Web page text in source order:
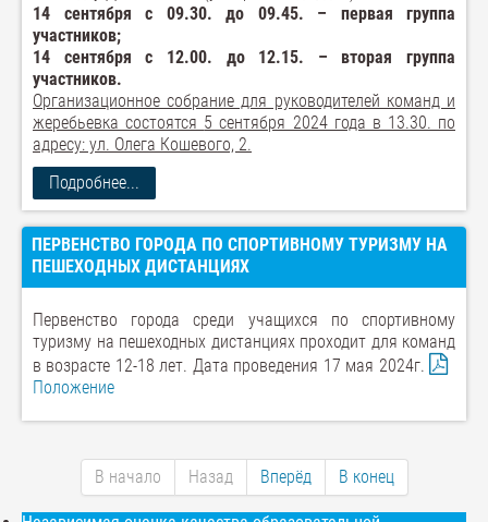
14 сентября с 09.30. до 09.45. – первая группа
участников;
14 сентября с 12.00. до 12.15. – вторая группа
участников.
Организационное собрание для руководителей команд и
жеребьевка состоятся 5 сентября 2024 года в 13.30. по
адресу: ул. Олега Кошевого, 2.
Подробнее...
ПЕРВЕНСТВО ГОРОДА ПО СПОРТИВНОМУ ТУРИЗМУ НА
ПЕШЕХОДНЫХ ДИСТАНЦИЯХ
Первенство города среди учащихся по спортивному
туризму на пешеходных дистанциях проходит для команд
в возрасте 12-18 лет. Дата проведения 17 мая 2024г.
Положение
В начало Назад Вперёд В конец